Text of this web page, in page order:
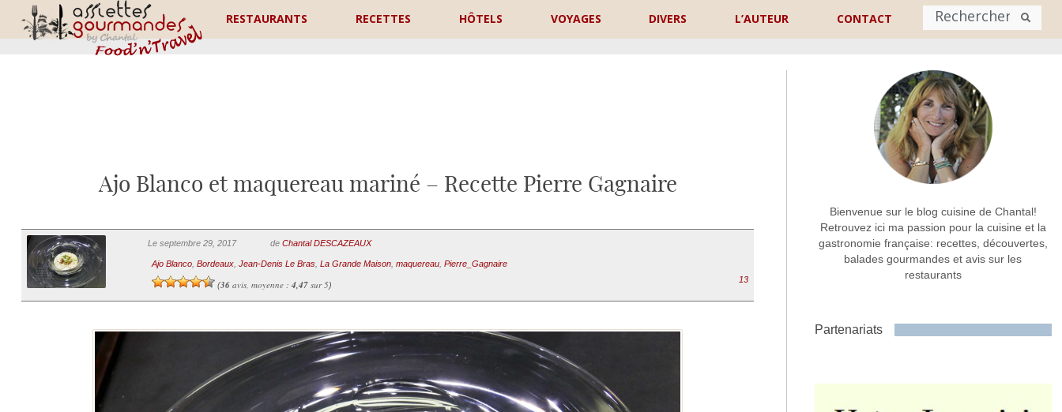
RESTAURANTS RECETTES HÔTELS VOYAGES DIVERS L’AUTEUR CONTACT
Nom
Commentaire ou message *
Ajo Blanco et maquereau mariné – Recette Pierre Gagnaire
Le septembre 29, 2017 de Chantal DESCAZEAUX
Ajo Blanco, Bordeaux, Jean-Denis Le Bras, La Grande Maison, maquereau, Pierre_Gagnaire
(36avis, moyenne : 4,47sur 5)
13
Bienvenue sur le blog cuisine de Chantal!
Retrouvez ici ma passion pour la cuisine et la
gastronomie française: recettes, découvertes,
balades gourmandes et avis sur les
restaurants
Partenariats